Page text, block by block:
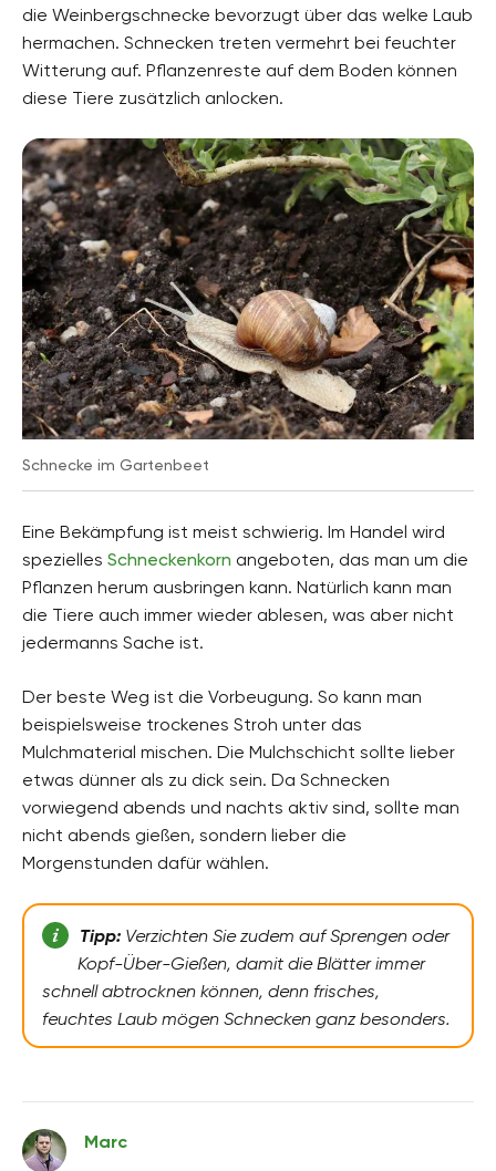
die Weinbergschnecke bevorzugt über das welke Laub
hermachen. Schnecken treten vermehrt bei feuchter
Witterung auf. Pflanzenreste auf dem Boden können
diese Tiere zusätzlich anlocken.
Schnecke im Gartenbeet
Eine Bekämpfung ist meist schwierig. Im Handel wird
spezielles Schneckenkorn angeboten, das man um die
Pflanzen herum ausbringen kann. Natürlich kann man
die Tiere auch immer wieder ablesen, was aber nicht
jedermanns Sache ist.
Der beste Weg ist die Vorbeugung. So kann man
beispielsweise trockenes Stroh unter das
Mulchmaterial mischen. Die Mulchschicht sollte lieber
etwas dünner als zu dick sein. Da Schnecken
vorwiegend abends und nachts aktiv sind, sollte man
nicht abends gießen, sondern lieber die
Morgenstunden dafür wählen.
Tipp: Verzichten Sie zudem auf Sprengen oder
Kopf-Über-Gießen, damit die Blätter immer
schnell abtrocknen können, denn frisches,
feuchtes Laub mögen Schnecken ganz besonders.
Marc